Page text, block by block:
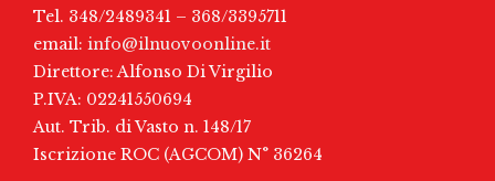
Tel. 348/2489341 – 368/3395711
email: info@ilnuovoonline.it
Direttore: Alfonso Di Virgilio
P.IVA: 02241550694
Aut. Trib. di Vasto n. 148/17
Iscrizione ROC (AGCOM) N° 36264